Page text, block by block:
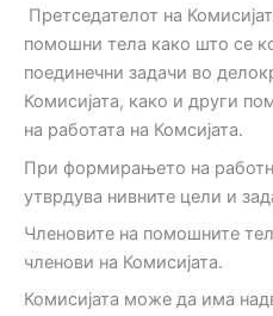
Претседателот на
помошни тела како што се
поединечни задачи во
Комисијата, како и други
на работата на Комсијата.
При формирањето на
утврдува нивните цели и
Членовите на помошните
членови на Комисијата.
Комисијата може да има